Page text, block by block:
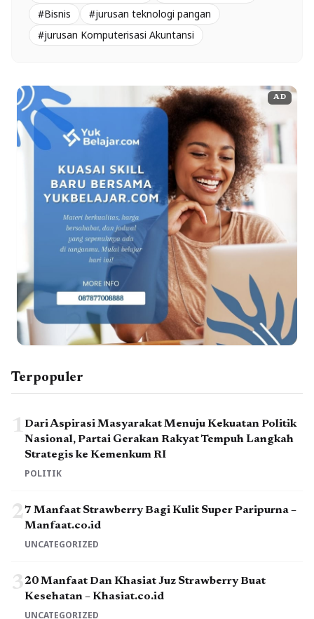
#Bisnis
#jurusan teknologi pangan
#jurusan Komputerisasi Akuntansi
AD
Terpopuler
1 Dari Aspirasi Masyarakat Menuju Kekuatan Politik
Nasional, Partai Gerakan Rakyat Tempuh Langkah
Strategis ke Kemenkum RI
POLITIK
27 Manfaat Strawberry Bagi Kulit Super Paripurna –
Manfaat.co.id
UNCATEGORIZED
320 Manfaat Dan Khasiat Juz Strawberry Buat
Kesehatan – Khasiat.co.id
UNCATEGORIZED